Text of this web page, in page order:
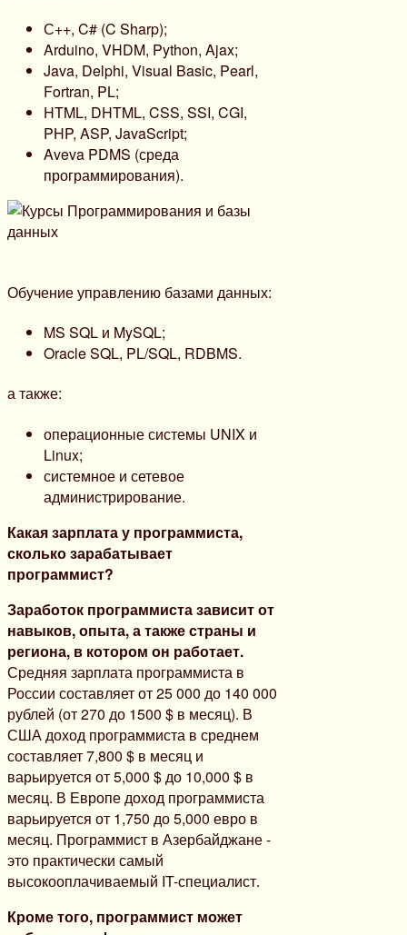
С++, C# (C Sharp);
Arduino, VHDM, Python, Ajax;
Java, Delphi, Visual Basic, Pearl,
Fortran, PL;
HTML, DHTML, CSS, SSI, CGI,
PHP, ASP, JavaScript;
Aveva PDMS (среда
программирования).
Обучение управлению базами данных:
MS SQL и MySQL;
Oracle SQL, PL/SQL, RDBMS.
а также:
операционные системы UNIX и
Linux;
системное и сетевое
администрирование.
Какая зарплата у программиста,
сколько зарабатывает
программист?
Заработок программиста зависит от
навыков, опыта, а также страны и
региона, в котором он работает.
Средняя зарплата программиста в
России составляет от 25 000 до 140 000
рублей (от 270 до 1500 $ в месяц). В
США доход программиста в среднем
составляет 7,800 $ в месяц и
варьируется от 5,000 $ до 10,000 $ в
месяц. В Европе доход программиста
варьируется от 1,750 до 5,000 евро в
месяц. Программист в Азербайджане -
это практически самый
высокооплачиваемый IT-специалист.
Кроме того, программист может